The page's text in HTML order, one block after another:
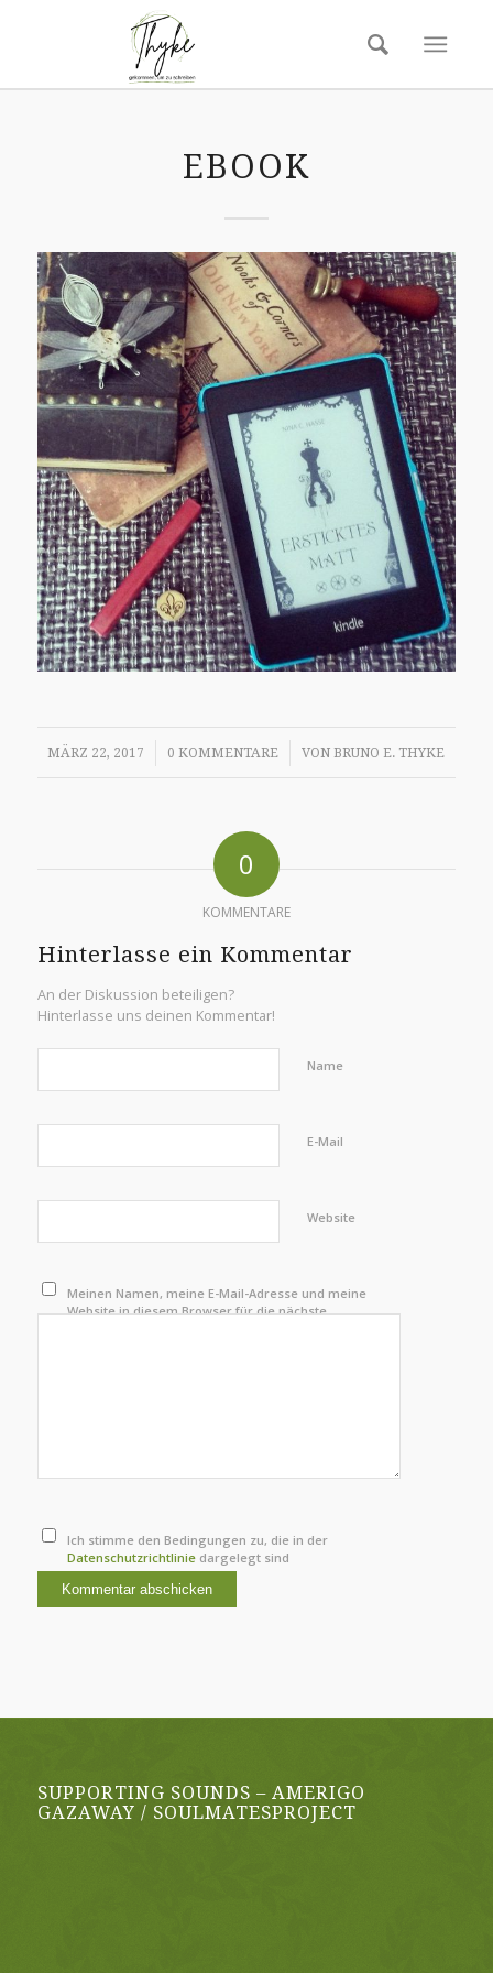
EBOOK
MÄRZ 22, 2017
/ 0 KOMMENTARE
/ VONBRUNO E. THYKE
0
KOMMENTARE
Hinterlasse ein Kommentar
An der Diskussion beteiligen?
Hinterlasse uns deinen Kommentar!
Name
E-Mail
Website
Meinen Namen, meine E-Mail-Adresse und meine
Website in diesem Browser für die nächste
Ich stimme den Bedingungen zu, die in der
Datenschutzrichtlinie dargelegt sind
SUPPORTING SOUNDS – AMERIGO
GAZAWAY / SOULMATESPROJECT